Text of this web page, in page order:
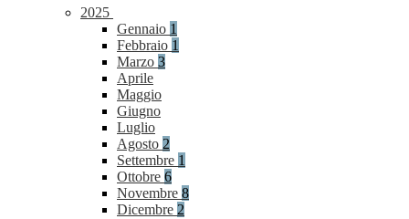
2025
Gennaio 1
Febbraio 1
Marzo 3
Aprile
Maggio
Giugno
Luglio
Agosto 2
Settembre 1
Ottobre 6
Novembre 8
Dicembre 2